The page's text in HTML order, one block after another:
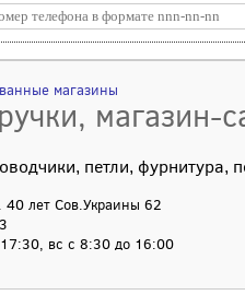
магазины
магазин-
петли, фурнитура,
40 лет Сов.Украины 62
вс с 8:30 до 16:00